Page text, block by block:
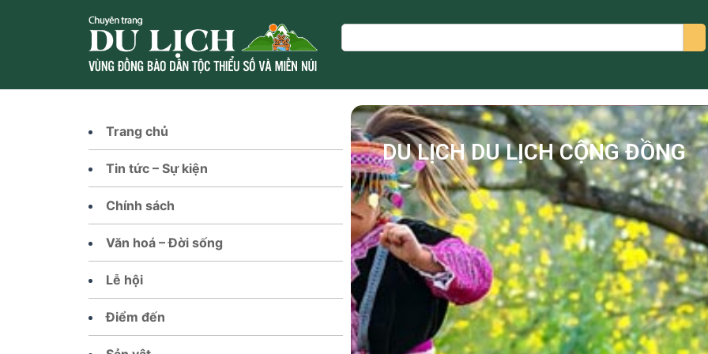
Search
Trang chủ
Tin tức – Sự kiện
Chính sách
Văn hoá – Đời sống
Lễ hội
Điểm đến
DU LỊCH DU LỊCH CỘNG ĐỒNG